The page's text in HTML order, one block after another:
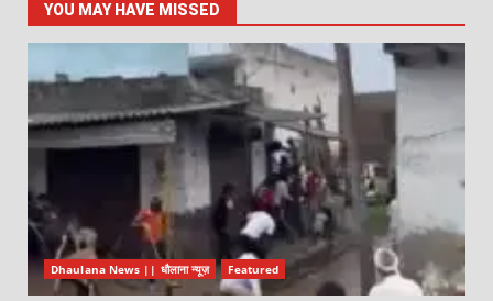
YOU MAY HAVE MISSED
Dhaulana News || धौलाना न्यूज़ Featured